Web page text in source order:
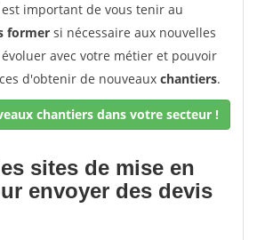
important de vous tenir au
former si nécessaire aux nouvelles
avec votre métier et pouvoir
d'obtenir de nouveaux chantiers.
chantiers dans votre secteur !
sites de mise en
envoyer des devis